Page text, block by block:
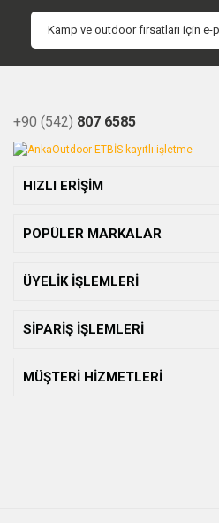
+90 (542) 807 6585
HIZLI ERİŞİM
POPÜLER MARKALAR
ÜYELİK İŞLEMLERİ
SİPARİŞ İŞLEMLERİ
MÜŞTERİ HİZMETLERİ